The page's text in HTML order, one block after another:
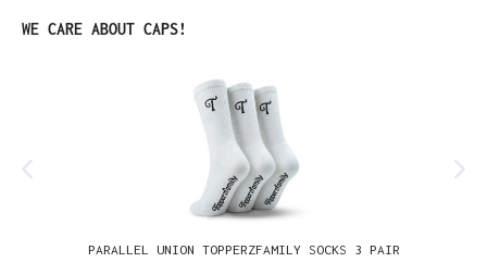
Produktgalerie überspringen
WE CARE ABOUT CAPS!
PARALLEL UNION TOPPERZFAMILY SOCKS 3 PAIR